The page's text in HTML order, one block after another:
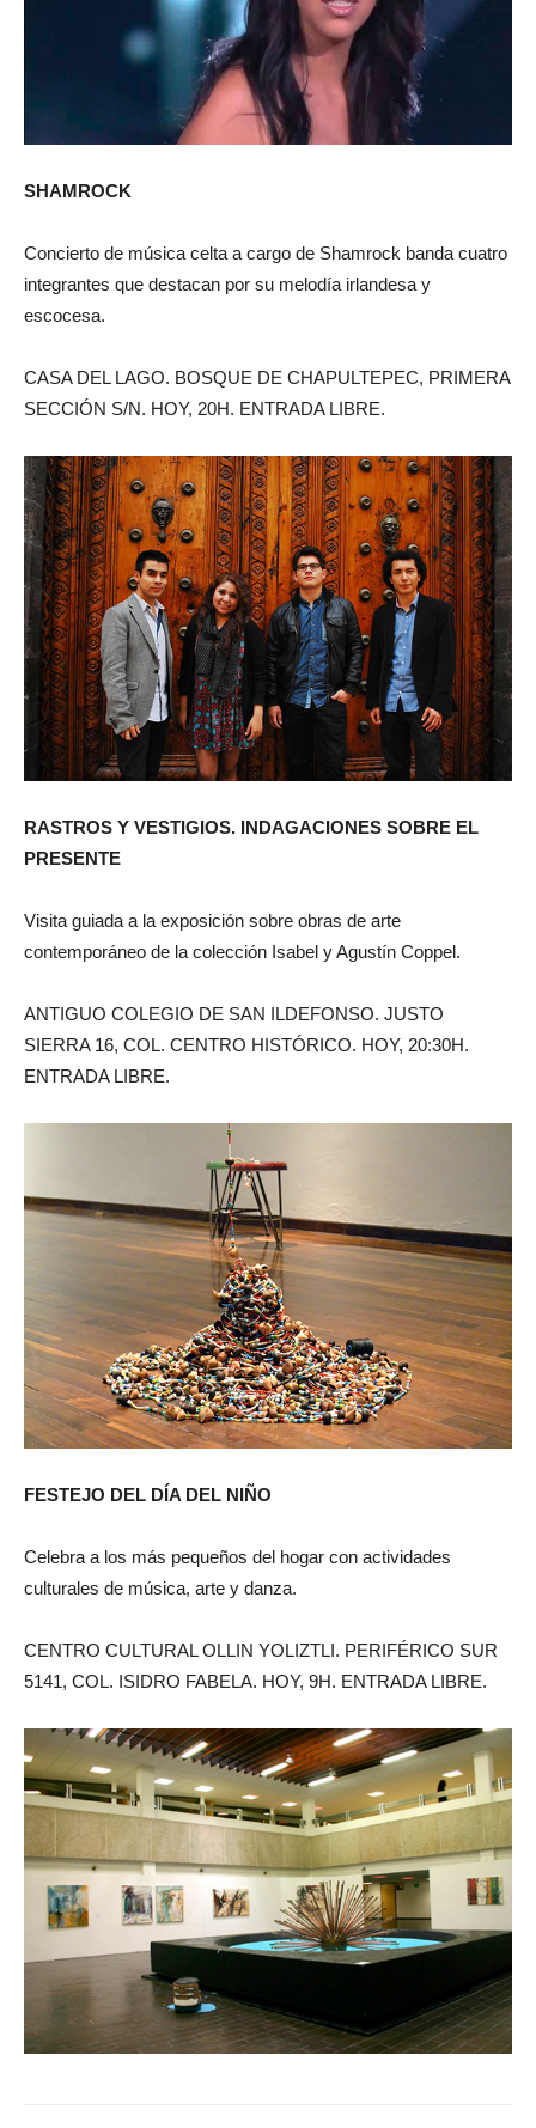
SHAMROCK
Concierto de música celta a cargo de Shamrock banda cuatro
integrantes que destacan por su melodía irlandesa y
escocesa.
CASA DEL LAGO. BOSQUE DE CHAPULTEPEC, PRIMERA
SECCIÓN S/N. HOY, 20H. ENTRADA LIBRE.
RASTROS Y VESTIGIOS. INDAGACIONES SOBRE EL
PRESENTE
Visita guiada a la exposición sobre obras de arte
contemporáneo de la colección Isabel y Agustín Coppel.
ANTIGUO COLEGIO DE SAN ILDEFONSO. JUSTO
SIERRA 16, COL. CENTRO HISTÓRICO. HOY, 20:30H.
ENTRADA LIBRE.
FESTEJO DEL DÍA DEL NIÑO
Celebra a los más pequeños del hogar con actividades
culturales de música, arte y danza.
CENTRO CULTURAL OLLIN YOLIZTLI. PERIFÉRICO SUR
5141, COL. ISIDRO FABELA. HOY, 9H. ENTRADA LIBRE.